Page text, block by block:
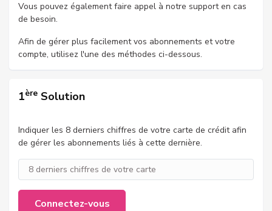
Vous pouvez également faire appel à notre support en cas
de besoin.
Afin de gérer plus facilement vos abonnements et votre
compte, utilisez l'une des méthodes ci-dessous.
1ère Solution
Indiquer les 8 derniers chiffres de votre carte de crédit afin
de gérer les abonnements liés à cette dernière.
Connectez-vous